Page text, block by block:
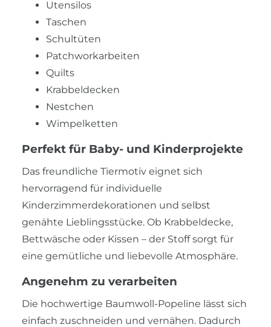
Utensilos
Taschen
Schultüten
Patchworkarbeiten
Quilts
Krabbeldecken
Nestchen
Wimpelketten
Perfekt für Baby- und Kinderprojekte
Das freundliche Tiermotiv eignet sich
hervorragend für individuelle
Kinderzimmerdekorationen und selbst
genähte Lieblingsstücke. Ob Krabbeldecke,
Bettwäsche oder Kissen – der Stoff sorgt für
eine gemütliche und liebevolle Atmosphäre.
Angenehm zu verarbeiten
Die hochwertige Baumwoll-Popeline lässt sich
einfach zuschneiden und vernähen. Dadurch